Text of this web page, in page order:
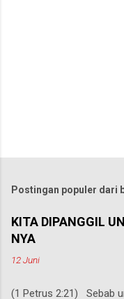
Postingan populer dari
KITA DIPANGGIL
NYA
12 Juni
(1 Petrus 2:21) Sebab